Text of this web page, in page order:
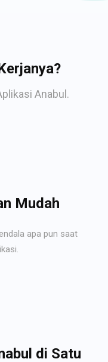
Anabul.
Mudah
apa pun saat
di Satu